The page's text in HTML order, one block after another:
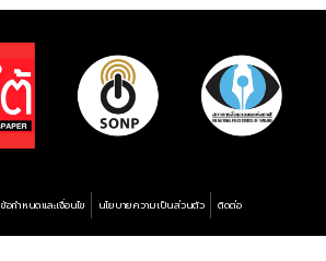
ข้อกำหนดและเงื่อนไข นโยบายความเป็นส่วนตัว ติดต่อ